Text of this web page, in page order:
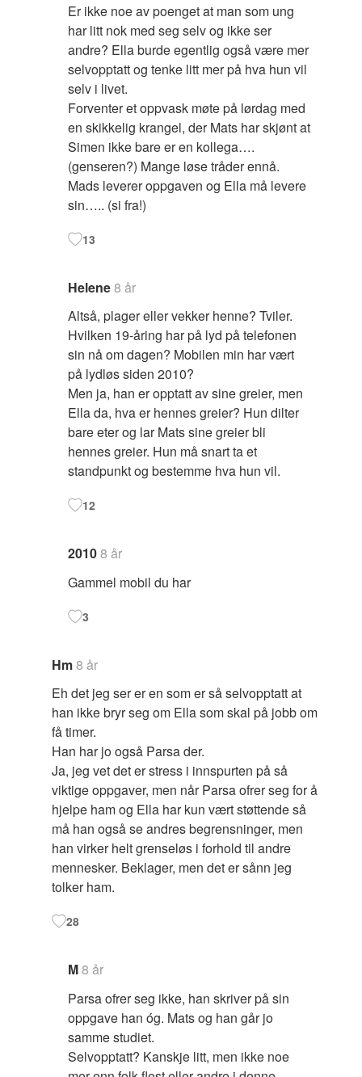
Er ikke noe av poenget at man som ung
har litt nok med seg selv og ikke ser
andre? Ella burde egentlig også være mer
selvopptatt og tenke litt mer på hva hun vil
selv i livet.
Forventer et oppvask møte på lørdag med
en skikkelig krangel, der Mats har skjønt at
Simen ikke bare er en kollega….
(genseren?) Mange løse tråder ennå.
Mads leverer oppgaven og Ella må levere
sin….. (si fra!)
13
Helene8 år
Altså, plager eller vekker henne? Tviler.
Hvilken 19-åring har på lyd på telefonen
sin nå om dagen? Mobilen min har vært
på lydløs siden 2010?
Men ja, han er opptatt av sine greier, men
Ella da, hva er hennes greier? Hun dilter
bare eter og lar Mats sine greier bli
hennes greier. Hun må snart ta et
standpunkt og bestemme hva hun vil.
12
20108 år
Gammel mobil du har
3
Hm8 år
Eh det jeg ser er en som er så selvopptatt at
han ikke bryr seg om Ella som skal på jobb om
få timer.
Han har jo også Parsa der.
Ja, jeg vet det er stress i innspurten på så
viktige oppgaver, men når Parsa ofrer seg for å
hjelpe ham og Ella har kun vært støttende så
må han også se andres begrensninger, men
han virker helt grenseløs i forhold til andre
mennesker. Beklager, men det er sånn jeg
tolker ham.
28
M8 år
Parsa ofrer seg ikke, han skriver på sin
oppgave han óg. Mats og han går jo
samme studiet.
Selvopptatt? Kanskje litt, men ikke noe